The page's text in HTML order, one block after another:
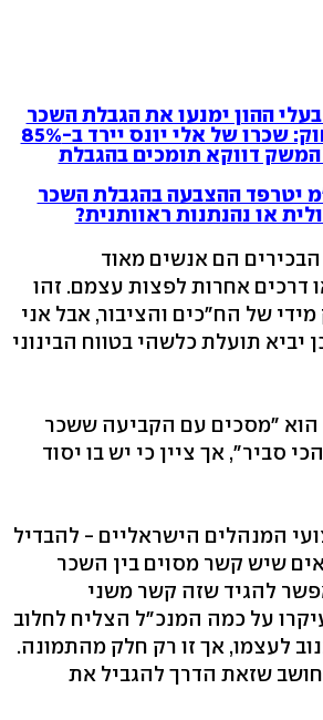
ההון ימנעו את הגבלת השכר
שכרו של אלי יונס יירד ב-85%
המשק דווקא תומכים בהגבלת
יטרפד ההצבעה בהגבלת השכר
או נהנתנות ראוותנית?
הם אנשים מאוד
דרכים אחרות לפצות עצמם. זהו
של הח"כים והציבור, אבל אני
יביא תועלת כלשהי בטווח הבינוני
הוא "מסכים עם הקביעה ששכר
סביר", אך ציין כי יש בו יסוד
המנהלים הישראליים - להבדיל
שיש קשר מסוים בין השכר
להגיד שזה קשר משני
על כמה המנכ"ל הצליח לחלוב
לעצמו, אך זו רק חלק מהתמונה.
שזאת הדרך להגביל את